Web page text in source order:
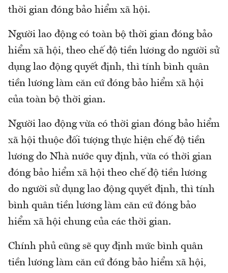
thời gian đóng bảo hiểm xã hội.
Người lao động có toàn bộ thời gian đóng bảo
hiểm xã hội, theo chế độ tiền lương do người sử
dụng lao động quyết định, thì tính bình quân
tiền lương làm căn cứ đóng bảo hiểm xã hội
của toàn bộ thời gian.
Người lao động vừa có thời gian đóng bảo hiểm
xã hội thuộc đối tượng thực hiện chế độ tiền
lương do Nhà nước quy định, vừa có thời gian
đóng bảo hiểm xã hội theo chế độ tiền lương
do người sử dụng lao động quyết định, thì tính
bình quân tiền lương làm căn cứ đóng bảo
hiểm xã hội chung của các thời gian.
Chính phủ cũng sẽ quy định mức bình quân
tiền lương làm căn cứ đóng bảo hiểm xã hội,